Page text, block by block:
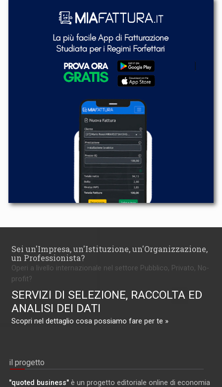
Sei un'Impresa, un'Istituzione, un'Organizzazione,
un Professionista?
Operi a livello internazionale nel settore Pubblico, Privato, No-
profit?
SERVIZI DI SELEZIONE, RACCOLTA ED
ANALISI DEI DATI
Scopri nel dettaglio cosa possiamo fare per te »
il progetto
"quoted business" è un progetto editoriale online di economia